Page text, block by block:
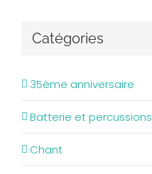
Catégories
35ème anniversaire
Batterie et percussions
Chant